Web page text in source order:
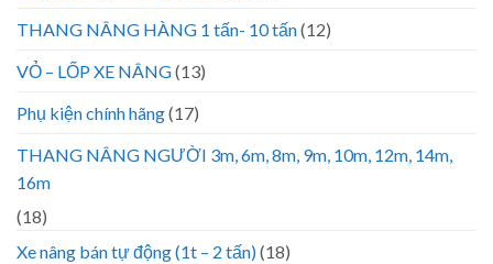
THANG NÂNG HÀNG 1 tấn- 10 tấn(12)
VỎ – LỐP XE NÂNG(13)
Phụ kiện chính hãng(17)
THANG NÂNG NGƯỜI 3m, 6m, 8m, 9m, 10m, 12m, 14m,
16m
(18)
Xe nâng bán tự động (1t – 2 tấn)(18)